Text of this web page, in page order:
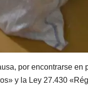
por encontrarse en
y la Ley 27.430